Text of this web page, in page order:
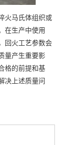
火马氏体组织或
在生产中使用
回火工艺参数会
量产生重要影
格的前提和基
决上述质量问